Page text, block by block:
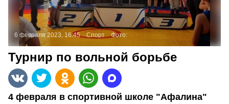
6 февраля 2023, 16:45 Спорт Фото:
Турнир по вольной борьбе
4 февраля в спортивной школе "Афалина"